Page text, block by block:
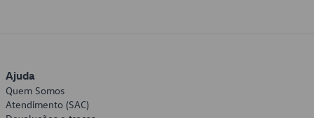
Ajuda
Quem Somos
Atendimento (SAC)